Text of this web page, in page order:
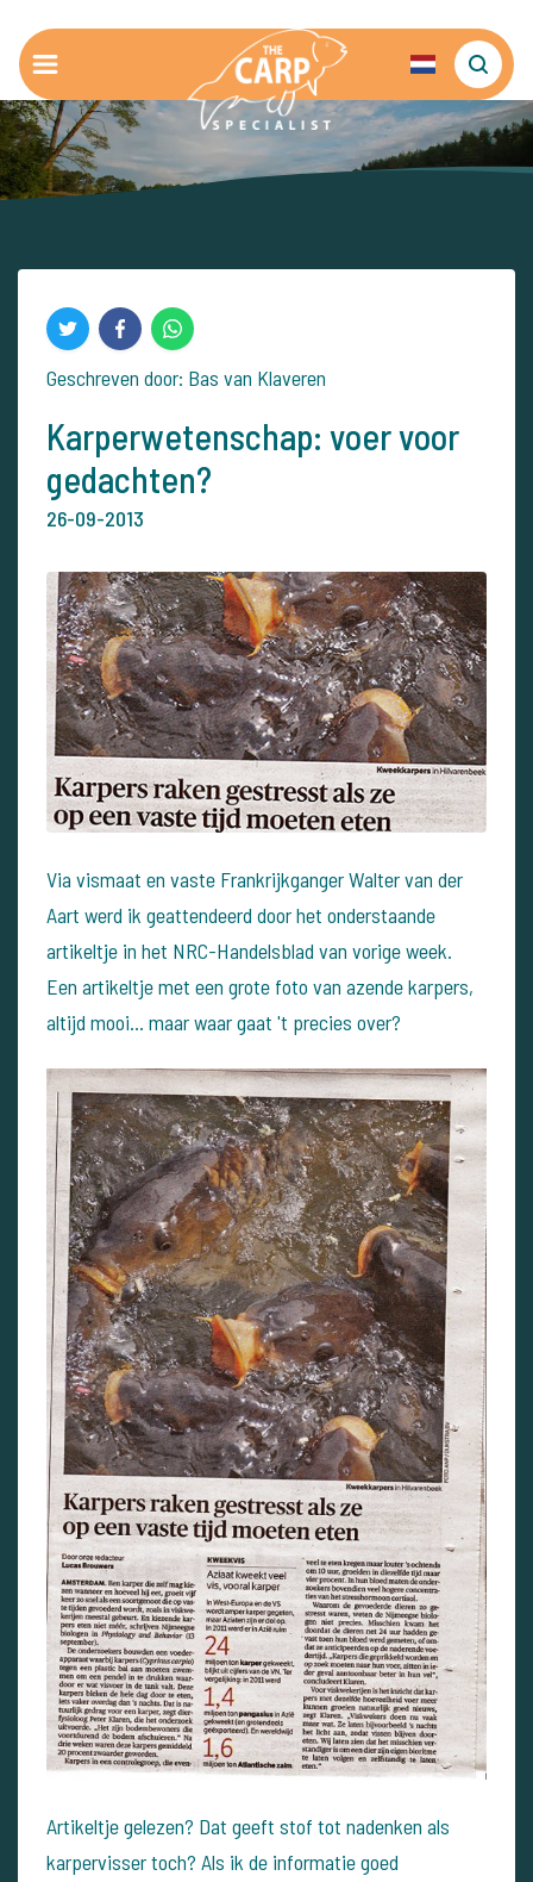
Geschreven door: Bas van Klaveren
Karperwetenschap: voer voor
gedachten?
26-09-2013
Via vismaat en vaste Frankrijkganger Walter van der
Aart werd ik geattendeerd door het onderstaande
artikeltje in het NRC-Handelsblad van vorige week.
Een artikeltje met een grote foto van azende karpers,
altijd mooi... maar waar gaat 't precies over?
Artikeltje gelezen? Dat geeft stof tot nadenken als
karpervisser toch? Als ik de informatie goed